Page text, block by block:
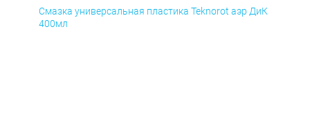
Смазка универсальная пластика Teknorot аэр ДиК
400мл